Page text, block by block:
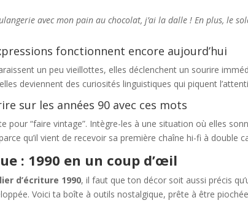
avec mon pain au chocolat, j’ai la dalle ! En plus, le
fonctionnent encore aujourd’hui
un peu vieillottes, elles déclenchent un sourire
deviennent des curiosités linguistiques qui piquent
sur les années 90 avec ces mots
pour “faire vintage”. Intègre-les à une situation où elles
parce qu’il vient de recevoir sa première chaîne hi-fi à double
: 1990 en un coup d’œil
d’écriture 1990, il faut que ton décor soit aussi précis
Voici ta boîte à outils nostalgique, prête à être